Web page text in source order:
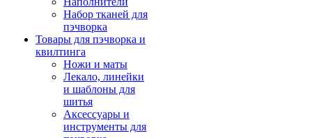
Набор тканей для
пэчворка
Товары для пэчворка и
квилтинга
Ножи и маты
Лекало, линейки
и шаблоны для
шитья
Аксессуары и
инструменты для